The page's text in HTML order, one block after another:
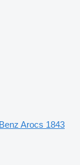
Arocs 1843